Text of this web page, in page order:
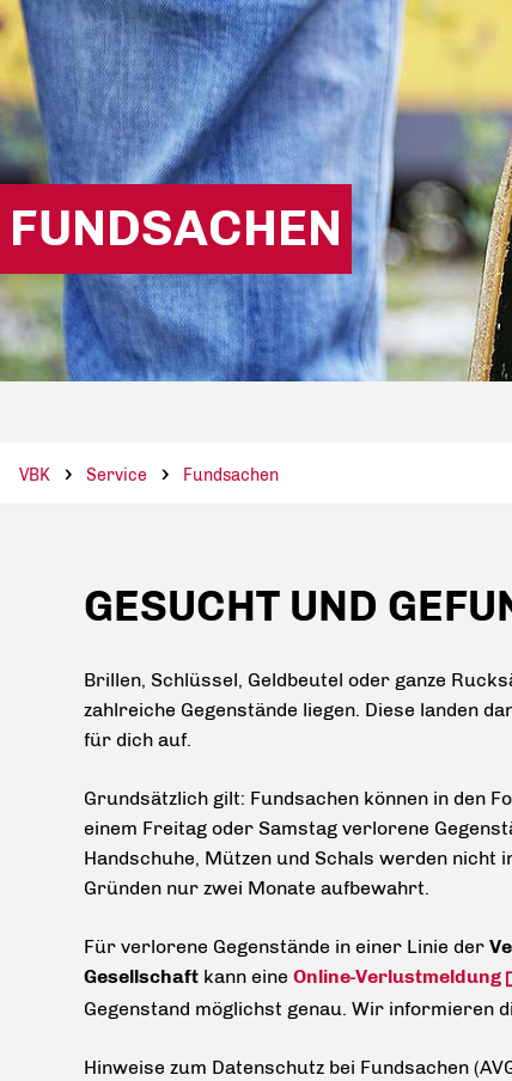
FUNDSACHEN
VBK Service Fundsachen
GESUCHT UND
Brillen, Schlüssel, Geldbeutel oder ganze
zahlreiche Gegenstände liegen. Diese landen
für dich auf.
Grundsätzlich gilt: Fundsachen können in den
einem Freitag oder Samstag verlorene
Handschuhe, Mützen und Schals werden nicht
Gründen nur zwei Monate aufbewahrt.
Für verlorene Gegenstände in einer Linie der
Gesellschaft kann eine Online-Verlustmeldung
Gegenstand möglichst genau. Wir informieren
Hinweise zum Datenschutz bei Fundsachen